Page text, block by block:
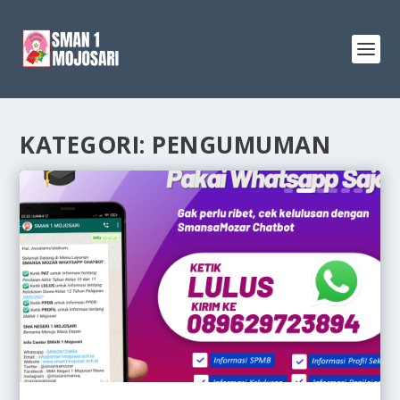
KATEGORI: PENGUMUMAN